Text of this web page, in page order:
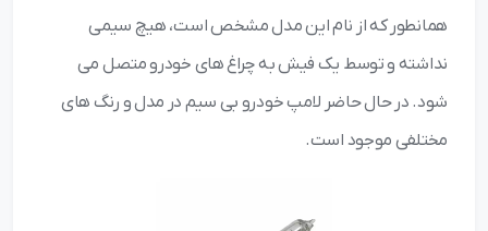
همانطور که از نام این مدل مشخص است، هیچ سیمی
نداشته و توسط یک فیش به چراغ های خودرو متصل می
شود. در حال حاضر لامپ خودرو بی سیم در مدل و رنگ های
مختلفی موجود است.